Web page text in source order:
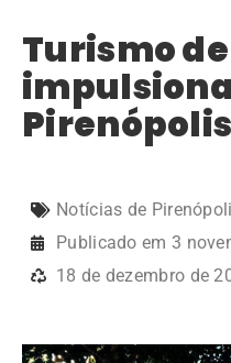
Turismo
Pirenópolis
Notícias de
Publicado em 3
18 de dezembro de